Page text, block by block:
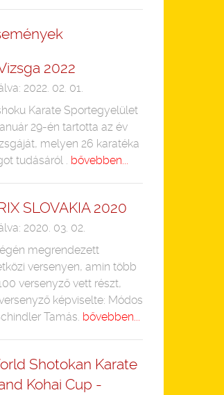
2022
2022. 02. 01.
Karate Sportegyelület
29-én tartotta az év
melyen 26 karatéka
tudásáról . bővebben...
SLOVAKIA 2020
2020. 03. 02.
megrendezett
versenyen, amin több
versenyző vett részt,
képviselte: Módos
Tamás. bővebben...
Shotokan Karate
Kohai Cup -